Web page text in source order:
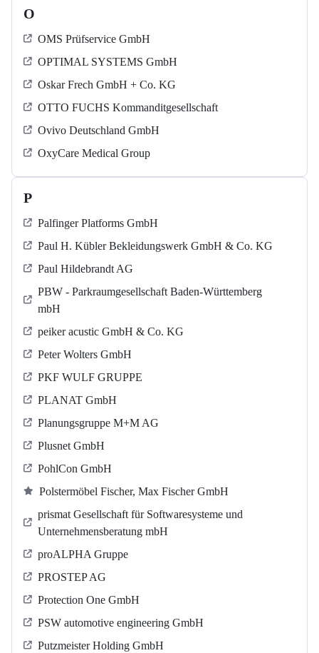
O
OMS Prüfservice GmbH
OPTIMAL SYSTEMS GmbH
Oskar Frech GmbH + Co. KG
OTTO FUCHS Kommanditgesellschaft
Ovivo Deutschland GmbH
OxyCare Medical Group
P
Palfinger Platforms GmbH
Paul H. Kübler Bekleidungswerk GmbH & Co. KG
Paul Hildebrandt AG
PBW - Parkraumgesellschaft Baden-Württemberg
mbH
peiker acustic GmbH & Co. KG
Peter Wolters GmbH
PKF WULF GRUPPE
PLANAT GmbH
Planungsgruppe M+M AG
Plusnet GmbH
PohlCon GmbH
Polstermöbel Fischer, Max Fischer GmbH
prismat Gesellschaft für Softwaresysteme und
Unternehmensberatung mbH
proALPHA Gruppe
PROSTEP AG
Protection One GmbH
PSW automotive engineering GmbH
Putzmeister Holding GmbH